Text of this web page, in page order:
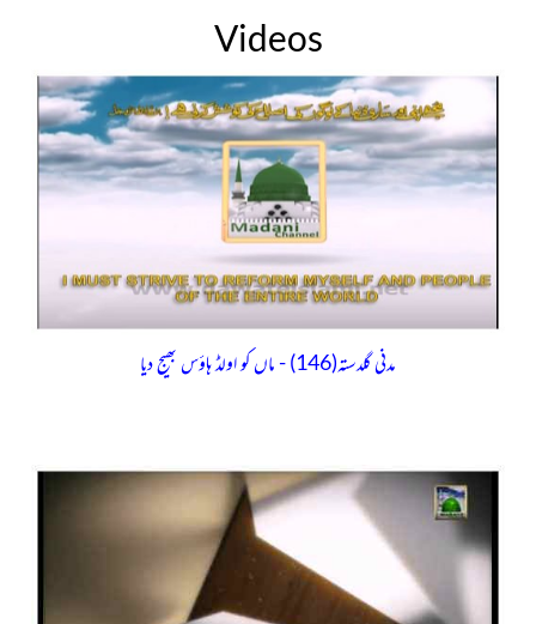
Videos
مدنی گلدستہ(146) - ماں کو اولڈ ہاؤس بھیج دیا